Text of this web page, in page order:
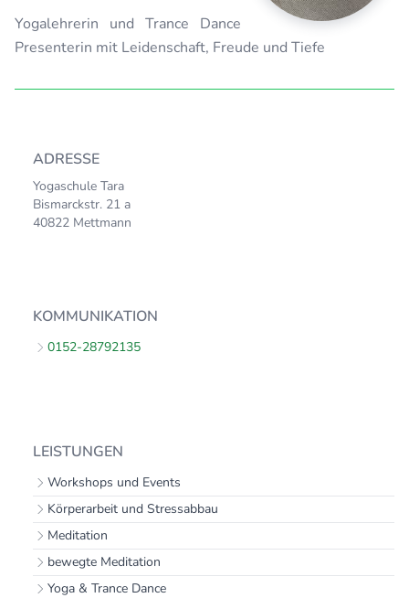
Yogalehrerin und Trance Dance
Presenterin mit Leidenschaft, Freude und Tiefe
ADRESSE
Yogaschule Tara
Bismarckstr. 21 a
40822 Mettmann
KOMMUNIKATION
0152-28792135
LEISTUNGEN
Workshops und Events
Körperarbeit und Stressabbau
Meditation
bewegte Meditation
Yoga & Trance Dance